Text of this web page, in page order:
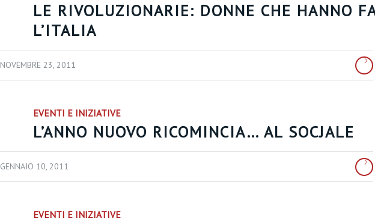
LE RIVOLUZIONARIE: DONNE CHE HANNO
L’ITALIA
NOVEMBRE 23, 2011
EVENTI E INIZIATIVE
L’ANNO NUOVO RICOMINCIA… AL SOCJALE
GENNAIO 10, 2011
EVENTI E INIZIATIVE